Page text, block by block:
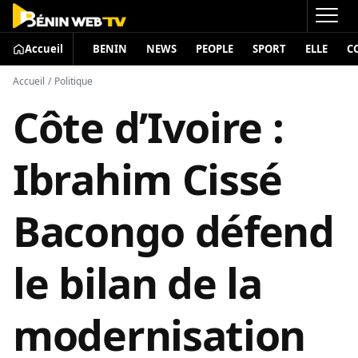
Accueil BENIN NEWS PEOPLE SPORT ELLE
Accueil / Politique
Côte d’Ivoire :
Ibrahim Cissé
Bacongo défend
le bilan de la
modernisation